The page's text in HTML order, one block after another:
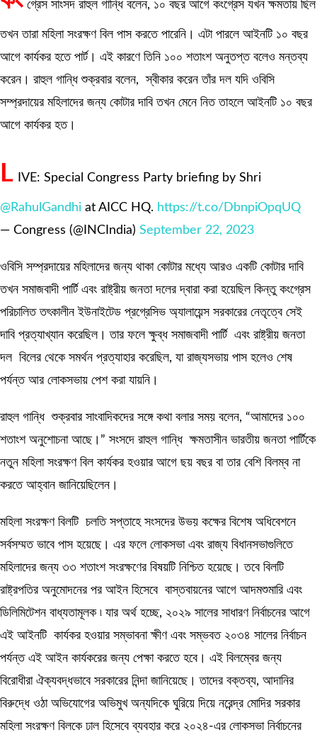
গ্রেস সাংসদ রাহুল গান্ধি বলেন, ১০ বছর আগে কংগ্রেস যখন ক্ষমতায় ছিল
তখন তারা মহিলা সংরক্ষণ বিল পাস করতে পারেনি। এটা পারলে আইনটি ১০ বছর
আগে কার্যকর হতে পার্ট। এই কারণে তিনি ১০০ শতাংশ অনুতপ্ত বলেও মন্তব্য
করেন। রাহুল গান্ধি শুক্রবার বলেন, স্বীকার করেন তাঁর দল যদি ওবিসি
সম্প্রদায়ের মহিলাদের জন্য কোটার দাবি তখন মেনে নিত তাহলে আইনটি ১০ বছর
আগে কার্যকর হত।
L IVE: Special Congress Party briefing by Shri
@RahulGandhi at AICC HQ. https://t.co/DbnpiOpqUQ
— Congress (@INCIndia) September 22, 2023
ওবিসি সম্প্রদায়ের মহিলাদের জন্য থাকা কোটার মধ্যে আরও একটি কোটার দাবি
তখন সমাজবাদী পার্টি এবং রাষ্ট্রীয় জনতা দলের দ্বারা করা হয়েছিল কিন্তু কংগ্রেস
পরিচালিত তৎকালীন ইউনাইটেড প্রগ্রেসিভ অ্যালায়েন্স সরকারের নেতৃত্বে সেই
দাবি প্রত্যাখ্যান করেছিল। তার ফলে ক্ষুব্ধ সমাজবাদী পার্টি এবং রাষ্ট্রীয় জনতা
দল বিলের থেকে সমর্থন প্রত্যাহার করেছিল, যা রাজ্যসভায় পাস হলেও শেষ
পর্যন্ত আর লোকসভায় পেশ করা যায়নি।
রাহুল গান্ধি শুক্রবার সাংবাদিকদের সঙ্গে কথা বলার সময় বলেন, “আমাদের ১০০
শতাংশ অনুশোচনা আছে।” সংসদে রাহুল গান্ধি ক্ষমতাসীন ভারতীয় জনতা পার্টিকে
নতুন মহিলা সংরক্ষণ বিল কার্যকর হওয়ার আগে ছয় বছর বা তার বেশি বিলম্ব না
করতে আহ্বান জানিয়েছিলেন।
মহিলা সংরক্ষণ বিলটি চলতি সপ্তাহে সংসদের উভয় কক্ষের বিশেষ অধিবেশনে
সর্বসম্মত ভাবে পাস হয়েছে। এর ফলে লোকসভা এবং রাজ্য বিধানসভাগুলিতে
মহিলাদের জন্য ৩৩ শতাংশ সংরক্ষণের বিষয়টি নিশ্চিত হয়েছে। তবে বিলটি
রাষ্ট্রপতির অনুমোদনের পর আইন হিসেবে বাস্তবায়নের আগে আদমশুমারি এবং
ডিলিমিটেশন বাধ্যতামূলক ৷ যার অর্থ হচ্ছে, ২০২৯ সালের সাধারণ নির্বাচনের আগে
এই আইনটি কার্যকর হওয়ার সম্ভাবনা ক্ষীণ এবং সম্ভবত ২০৩৪ সালের নির্বাচন
পর্যন্ত এই আইন কার্যকরের জন্য পেক্ষা করতে হবে। এই বিলম্বের জন্য
বিরোধীরা ঐক্যবদ্ধভাবে সরকারের নিন্দা জানিয়েছে। তাদের বক্তব্য, আদানির
বিরুদ্ধে ওঠা অভিযোগের অভিমুখ অন্যদিকে ঘুরিয়ে দিয়ে নরেন্দ্র মোদির সরকার
মহিলা সংরক্ষণ বিলকে ঢাল হিসেবে ব্যবহার করে ২০২৪-এর লোকসভা নির্বাচনের